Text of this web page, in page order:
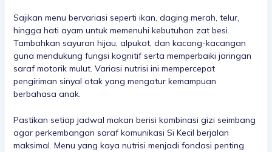
Sajikan menu bervariasi seperti ikan, daging merah, telur,
hingga hati ayam untuk memenuhi kebutuhan zat besi.
Tambahkan sayuran hijau, alpukat, dan kacang-kacangan
guna mendukung fungsi kognitif serta memperbaiki jaringan
saraf motorik mulut. Variasi nutrisi ini mempercepat
pengiriman sinyal otak yang mengatur kemampuan
berbahasa anak.
Pastikan setiap jadwal makan berisi kombinasi gizi seimbang
agar perkembangan saraf komunikasi Si Kecil berjalan
maksimal. Menu yang kaya nutrisi menjadi fondasi penting